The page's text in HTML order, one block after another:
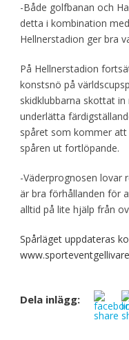
-Både golfbanan och
detta i kombination
Hellnerstadion ger bra
På Hellnerstadion
konstsnö på
skidklubbarna skottat
underlätta
spåret som kommer att
spåren ut fortlöpande.
-Väderprognosen lovar
är bra förhållanden för
alltid på lite hjälp från
Spårläget uppdateras
Dela inlägg: